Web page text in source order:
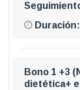
Duración:
Bono 1 +3
dietética+